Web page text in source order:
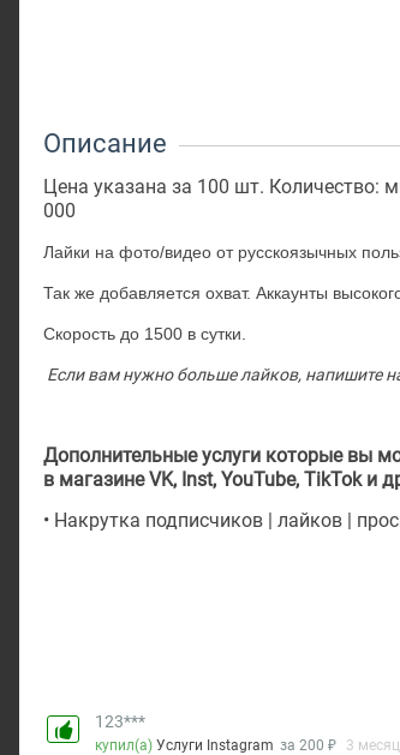
Описание
Цена указана за 100 шт. Количество:
000
Лайки на фото/видео от русскоязычных
Так же добавляется охват. Аккаунты
Скорость до 1500 в сутки.
Если вам нужно больше лайков, напишите
Дополнительные услуги которые вы
в магазине VK, Inst, YouTube, TikTok и
• Накрутка подписчиков | лайков |
123***
купил(а)Услуги Instagram за 200 ₽ 3